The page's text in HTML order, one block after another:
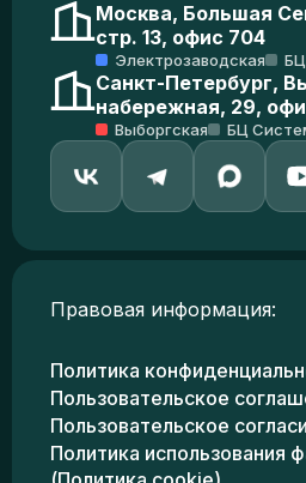
Москва, Большая
стр. 13, офис 704
Электрозаводская
Санкт-Петербург,
набережная, 29,
Выборгская БЦ
Правовая информация:
Политика
Пользовательское
Пользовательское
Политика использования